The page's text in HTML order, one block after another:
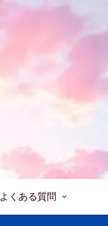
よくある質問